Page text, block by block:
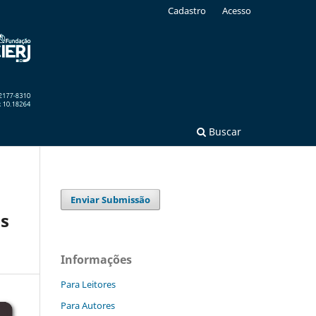
Buscar
Cadastro Acesso
Enviar Submissão
Informações
Para Leitores
Para Autores